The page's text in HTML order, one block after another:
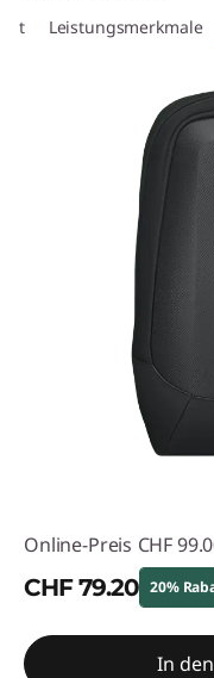
Leistungsmerkmale
Online-Preis CHF
CHF 79.20 20%
eCoupon-Rabatt :-
In